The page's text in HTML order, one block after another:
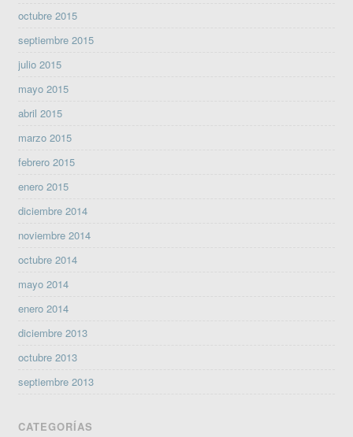
octubre 2015
septiembre 2015
julio 2015
mayo 2015
abril 2015
marzo 2015
febrero 2015
enero 2015
diciembre 2014
noviembre 2014
octubre 2014
mayo 2014
enero 2014
diciembre 2013
octubre 2013
septiembre 2013
CATEGORÍAS